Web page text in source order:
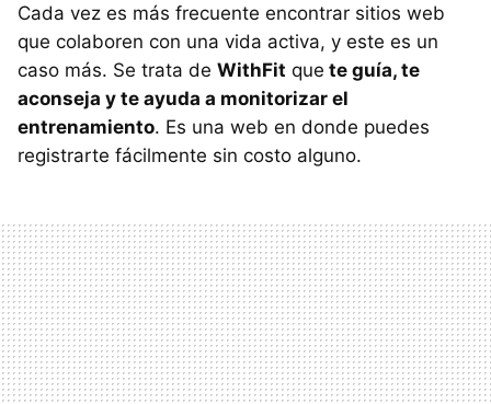
Cada vez es más frecuente encontrar sitios web
que colaboren con una vida activa, y este es un
caso más. Se trata de WithFit que te guía, te
aconseja y te ayuda a monitorizar el
entrenamiento. Es una web en donde puedes
registrarte fácilmente sin costo alguno.